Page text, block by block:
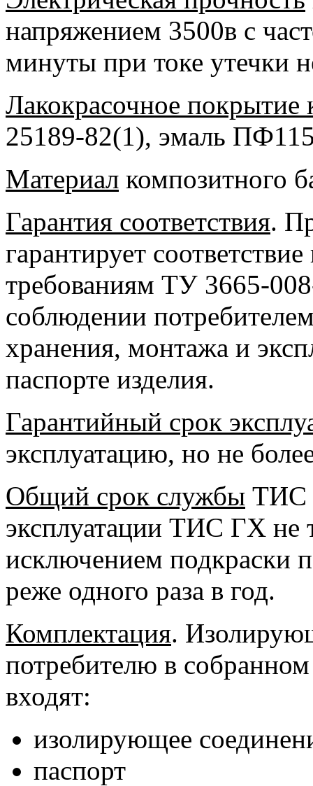
напряжением 3500в с
минуты при токе утечки
Лакокрасочное покрытие
25189-82(1), эмаль
Материал композитного
Гарантия соответствия.
гарантирует
требованиям ТУ 3665-
соблюдении
хранения, монтажа и
паспорте изделия.
Гарантийный срок
эксплуатацию, но не
Общий срок службы ТИС
эксплуатации ТИС ГХ не
исключением подкраски
реже одного раза в год.
Комплектация.
потребителю в
входят:
изолирующее
паспорт